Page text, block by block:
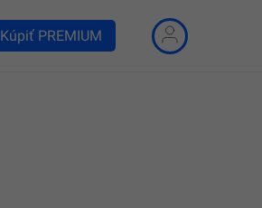
Kúpiť PREMIUM